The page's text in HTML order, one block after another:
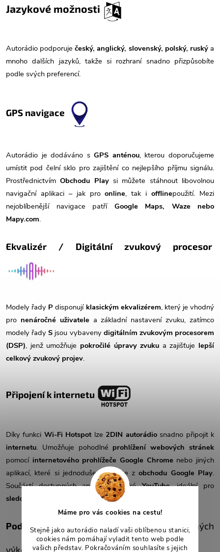
Máme pro vás cookies na cestu!
Stejně jako autorádio naladí vaši oblíbenou stanici,
cookies nám pomáhají vyladit tento web podle
vašich představ. Pokračováním souhlasíte s jejich
Jazykové možnosti
Autorádio podporuje český, anglický, slovenský, polský, ruský a
mnoho dalších jazyků, takže si rozhraní snadno přizpůsobíte
podle svých preferencí.
GPS navigace
Autorádio je dodáváno s GPS anténou, kterou doporučujeme
umístit pod čelní sklo pro zajištění co nejlepšího příjmu signálu.
Prostřednictvím Obchodu Play si můžete stáhnout libovolnou
navigační aplikaci – jak pro online, tak i offlinepoužití. Mezi
nejoblíbenější navigace patří
Google Maps, Waze nebo
Mapy.com.
Ekvalizér / Digitální zvukový procesor
Modely řady P disponují klasickým ekvalizérem, který je vhodný
pro nenáročné uživatelea základní nastavení zvuku, zatímco
modely řadyS jsou vybaveny digitálním zvukovým procesorem
(DSP), jenž umožňuje pokročilé úpravy zvuku a zajišťuje lepší
celkový zvukový projev.
Připojení k internetu
Díky funkci Wi-Fi Hotspotlze 2DIN autorádiosnadno připojit k
internetu. Umožňuje pohodlné prohlížení webových stránek
pomocí internetového prohlížeče Google Chromenebo jiných
aplikací, které si jednoduše stáhnete zobchodu Google Play.
Součástí dostupných aplikací je takéYouTube, ideální pro
sledování oblíbených videí a videoklipů
Podpora 4G/LTE (pouze u vybraných
výkonnostních variant)